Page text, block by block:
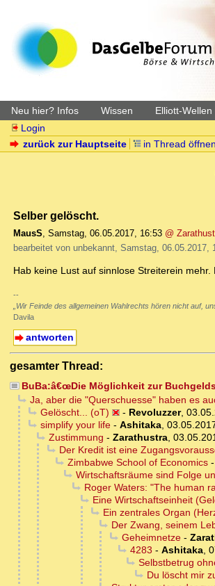
Neu hier? Infos Wissen Elliott-Wellen
Login
zurück zur Hauptseite
in Thread öffnen
Selber gelöscht.
MausS, Samstag, 06.05.2017, 16:53 @
bearbeitet von unbekannt, Samstag, 06.05.2017,
Hab keine Lust auf sinnlose Streiterein mehr.
--
„Wir Feinde des allgemeinen Wahlrechts hören nicht auf,
Davila
antworten
gesamter Thread:
BuBa:â€œDie Möglichkeit zur
Ja, aber die "Querschuesse" haben es
Gelöscht... (oT)
- Revoluzzer,
simplify your life- Ashitaka,
Zustimmung - Zarathustra,
Der Kredit ist eine
Zimbabwe School of Economics-
Wirtschaftsräume sind Folge
Roger Waters: "The human
Eine Wirtschaftseinheit
Ein zentrales Organ
Der Zwang, seinem
Geheimnetze-
4283 - Ashitaka,
Selbstbetrug
Du löscht mir